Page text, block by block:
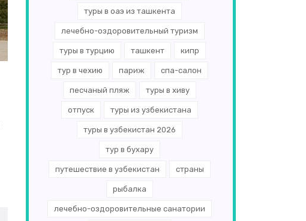
туры в оаэ из ташкента
лечебно-оздоровительный туризм
туры в турцию ташкент кипр
тур в чехию париж спа-салон
песчаный пляж туры в хиву
отпуск туры из узбекистана
туры в узбекистан 2026
тур в бухару
путешествие в узбекистан страны
рыбалка
лечебно-оздоровительные санатории